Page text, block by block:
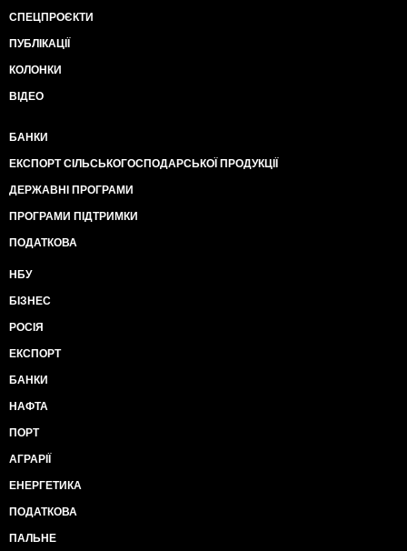
СПЕЦПРОЄКТИ
ПУБЛІКАЦІЇ
КОЛОНКИ
ВІДЕО
БАНКИ
ЕКСПОРТ СІЛЬСЬКОГОСПОДАРСЬКОЇ ПРОДУКЦІЇ
ДЕРЖАВНІ ПРОГРАМИ
ПРОГРАМИ ПІДТРИМКИ
ПОДАТКОВА
НБУ
БІЗНЕС
РОСІЯ
ЕКСПОРТ
БАНКИ
НАФТА
ПОРТ
АГРАРІЇ
ЕНЕРГЕТИКА
ПОДАТКОВА
ПАЛЬНЕ